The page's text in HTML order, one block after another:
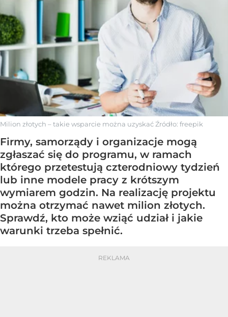
Milion złotych – takie wsparcie można uzyskaćŹródło: freepik
Firmy, samorządy i organizacje mogą
zgłaszać się do programu, w ramach
którego przetestują czterodniowy tydzień
lub inne modele pracy z krótszym
wymiarem godzin. Na realizację projektu
można otrzymać nawet milion złotych.
Sprawdź, kto może wziąć udział i jakie
warunki trzeba spełnić.